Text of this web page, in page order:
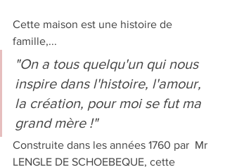
Cette maison est une histoire de
famille,...
"On a tous quelqu'un qui nous
inspire dans l'histoire, l'amour,
la création, pour moi se fut ma
grand mère !"
Construite dans les années 1760 par  Mr
LENGLE DE SCHOEBEQUE, cette